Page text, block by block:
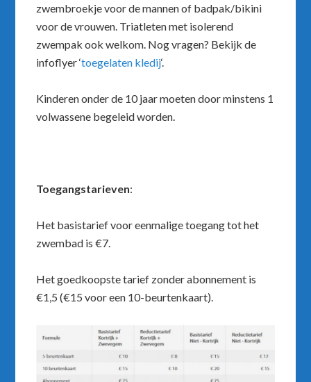
zwembroekje voor de mannen of badpak/bikini
voor de vrouwen. Triatleten met isolerend
zwempak ook welkom. Nog vragen? Bekijk de
infoflyer ‘toegelaten kledij‘.
Kinderen onder de 10 jaar moeten door minstens 1
volwassene begeleid worden.
Toegangstarieven:
Het basistarief voor eenmalige toegang tot het
zwembad is €7.
Het goedkoopste tarief zonder abonnement is
€1,5 (€15 voor een 10-beurtenkaart).